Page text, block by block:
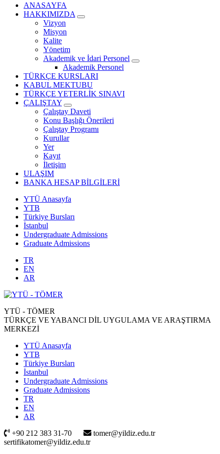
ANASAYFA
HAKKIMIZDA
Vizyon
Misyon
Kalite
Yönetim
Akademik ve İdari Personel
Akademik Personel
TÜRKÇE KURSLARI
KABUL MEKTUBU
TÜRKÇE YETERLİK SINAVI
ÇALIŞTAY
Çalıştay Daveti
Konu Başlığı Önerileri
Çalıştay Programı
Kurullar
Yer
Kayıt
İletişim
ULAŞIM
BANKA HESAP BİLGİLERİ
YTÜ Anasayfa
YTB
Türkiye Bursları
İstanbul
Undergraduate Admissions
Graduate Admissions
TR
EN
AR
YTÜ - TÖMER
TÜRKÇE VE YABANCI DİL UYGULAMA VE ARAŞTIRMA
MERKEZİ
YTÜ Anasayfa
YTB
Türkiye Bursları
İstanbul
Undergraduate Admissions
Graduate Admissions
TR
EN
AR
+90 212 383 31-70
tomer@yildiz.edu.tr
sertifikatomer@yildiz.edu.tr